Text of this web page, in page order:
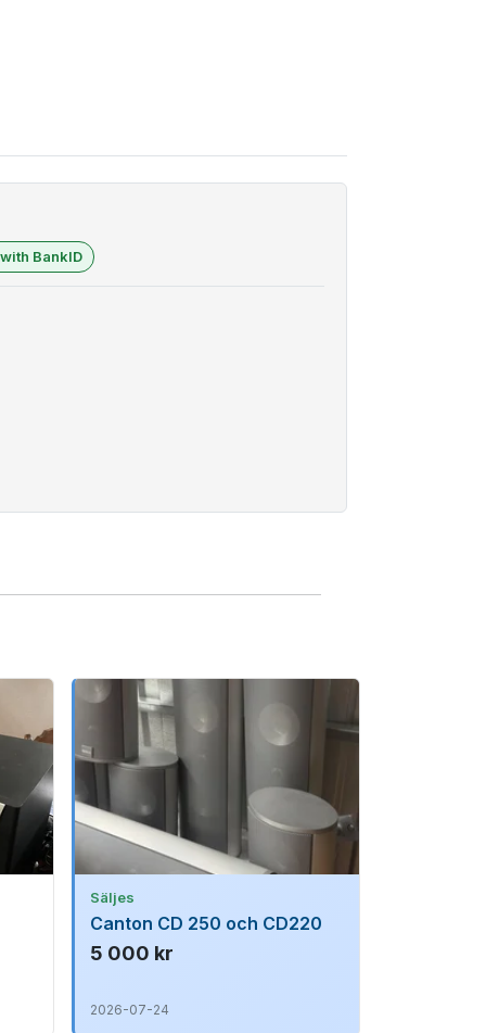
BankID
Säljes
Canton CD 250 och CD220
5 000 kr
2026-07-24